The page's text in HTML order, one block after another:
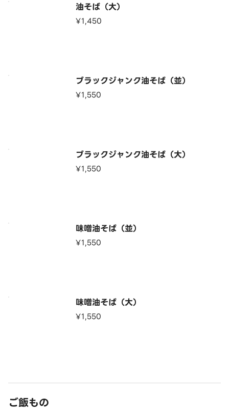
油そば（大）
¥1,450
ブラックジャンク油そば（並）
¥1,550
ブラックジャンク油そば（大）
¥1,550
味噌油そば（並）
¥1,550
味噌油そば（大）
¥1,550
ご飯もの